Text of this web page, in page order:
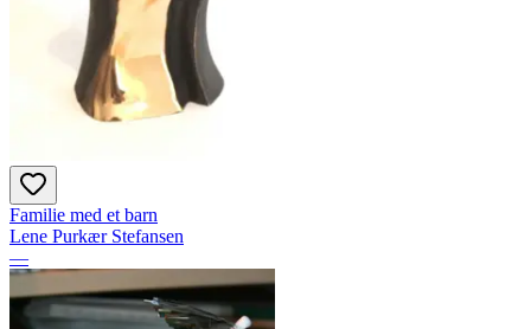
Familie med et barn
Lene Purkær Stefansen
—